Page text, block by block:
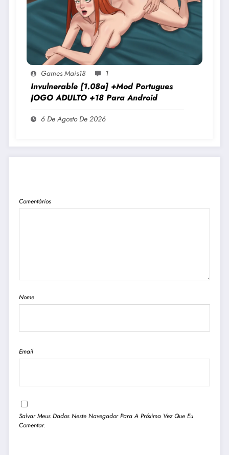
Games Mais18 1
Invulnerable [1.08a] +Mod Portugues
JOGO ADULTO +18 Para Android
6 De Agosto De 2026
Comentários
Nome
Email
Salvar Meus Dados Neste Navegador Para A Próxima Vez Que Eu
Comentar.